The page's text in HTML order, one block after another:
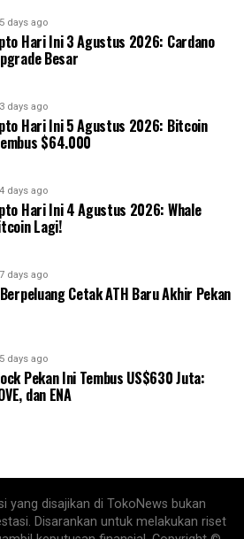
5 days ago
Hari Ini 3 Agustus 2026: Cardano
Besar
3 days ago
Hari Ini 5 Agustus 2026: Bitcoin
$64.000
4 days ago
Hari Ini 4 Agustus 2026: Whale
Lagi!
7 days ago
Cetak ATH Baru Akhir Pekan
5 days ago
Pekan Ini Tembus US$630 Juta:
dan ENA
yang disajikan di TokoNews bukan
Disarankan untuk melakukan riset